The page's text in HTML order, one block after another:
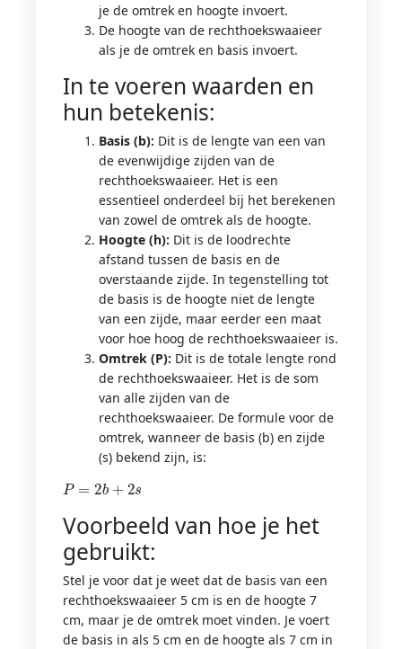
je de omtrek en hoogte invoert.
De hoogte van de rechthoekswaaieer
als je de omtrek en basis invoert.
In te voeren waarden en
hun betekenis:
Basis (b): Dit is de lengte van een van
de evenwijdige zijden van de
rechthoekswaaieer. Het is een
essentieel onderdeel bij het berekenen
van zowel de omtrek als de hoogte.
Hoogte (h): Dit is de loodrechte
afstand tussen de basis en de
overstaande zijde. In tegenstelling tot
de basis is de hoogte niet de lengte
van een zijde, maar eerder een maat
voor hoe hoog de rechthoekswaaieer is.
Omtrek (P): Dit is de totale lengte rond
de rechthoekswaaieer. Het is de som
van alle zijden van de
rechthoekswaaieer. De formule voor de
omtrek, wanneer de basis (b) en zijde
(s) bekend zijn, is:
P= b+
Voorbeeld van hoe je het
gebruikt:
Stel je voor dat je weet dat de basis van een
rechthoekswaaieer 5 cm is en de hoogte 7
cm, maar je de omtrek moet vinden. Je voert
de basis in als 5 cm en de hoogte als 7 cm in